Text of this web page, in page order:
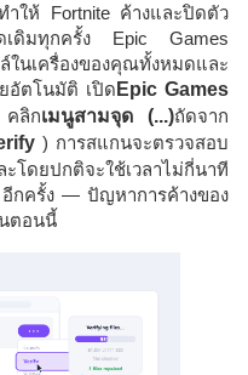
ำให้ Fortnite ค้างและปิดตัว
ดิมทุกครั้ง Epic Games
เครื่องของคุณทั้งหมดและ
อัตโนมัติ เปิด Epic Games
คลิกเมนูสามจุด (...)ถัดจาก
) การสแกนจะตรวจสอบ
ดยปกติจะใช้เวลาไม่กี่นาที
อีกครั้ง — ปัญหาการค้างของ
ตอนนี้